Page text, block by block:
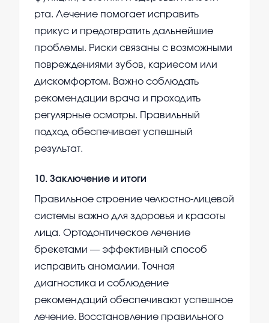
рта. Лечение помогает исправить
прикус и предотвратить дальнейшие
проблемы. Риски связаны с возможными
повреждениями зубов, кариесом или
дискомфортом. Важно соблюдать
рекомендации врача и проходить
регулярные осмотры. Правильный
подход обеспечивает успешный
результат.
10. Заключение и итоги
Правильное строение челюстно-лицевой
системы важно для здоровья и красоты
лица. Ортодонтическое лечение
брекетами — эффективный способ
исправить аномалии. Точная
диагностика и соблюдение
рекомендаций обеспечивают успешное
лечение. Восстановление правильного